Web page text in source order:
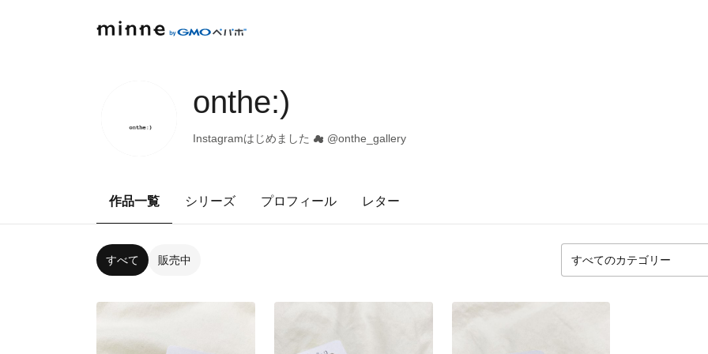
onthe:)
Instagramはじめました︎︎ ☁︎︎ @onthe_gallery
作品一覧 シリーズ プロフィール レター
すべて 販売中